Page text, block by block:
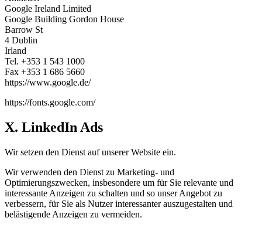
Google Ireland Limited
Google Building Gordon House
Barrow St
4 Dublin
Irland
Tel. +353 1 543 1000
Fax +353 1 686 5660
https://www.google.de/
https://fonts.google.com/
X. LinkedIn Ads
Wir setzen den Dienst auf unserer Website ein.
Wir verwenden den Dienst zu Marketing- und
Optimierungszwecken, insbesondere um für Sie relevante und
interessante Anzeigen zu schalten und so unser Angebot zu
verbessern, für Sie als Nutzer interessanter auszugestalten und
belästigende Anzeigen zu vermeiden.